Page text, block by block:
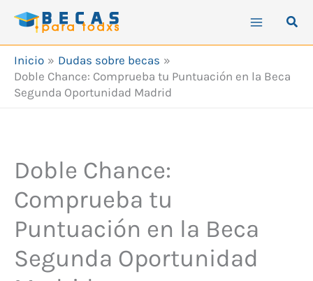
Inicio
Dudas sobre becas
Doble Chance: Comprueba tu Puntuación en la Beca
Segunda Oportunidad Madrid
Doble Chance:
Comprueba tu
Puntuación en la Beca
Segunda Oportunidad